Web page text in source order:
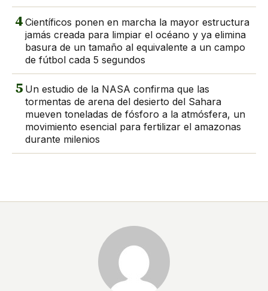
4 Científicos ponen en marcha la mayor estructura
jamás creada para limpiar el océano y ya elimina
basura de un tamaño al equivalente a un campo
de fútbol cada 5 segundos
5 Un estudio de la NASA confirma que las
tormentas de arena del desierto del Sahara
mueven toneladas de fósforo a la atmósfera, un
movimiento esencial para fertilizar el amazonas
durante milenios